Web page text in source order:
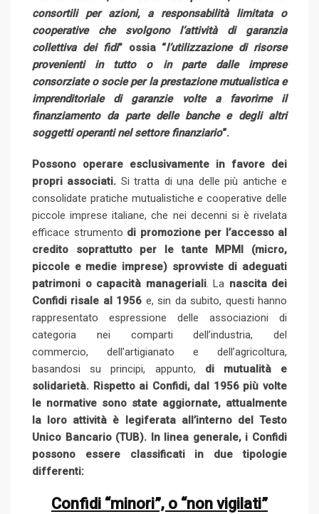
consortili per azioni, a responsabilità limitata o
cooperative che svolgono l’attività di garanzia
collettiva dei fidi” ossia “l’utilizzazione di risorse
provenienti in tutto o in parte dalle imprese
consorziate o socie per la prestazione mutualistica e
imprenditoriale di garanzie volte a favorirne il
finanziamento da parte delle banche e degli altri
soggetti operanti nel settore finanziario“.
Possono operare esclusivamente in favore dei
propri associati. Si tratta di una delle più antiche e
consolidate pratiche mutualistiche e cooperative delle
piccole imprese italiane, che nei decenni si è rivelata
efficace strumento di promozione per l’accesso al
credito soprattutto per le tante MPMI (micro,
piccole e medie imprese) sprovviste di adeguati
patrimoni o capacità manageriali. La nascita dei
Confidi risale al 1956 e, sin da subito, questi hanno
rappresentato espressione delle associazioni di
categoria nei comparti dell’industria, del
commercio, dell’artigianato e dell’agricoltura,
basandosi su principi, appunto, di mutualità e
solidarietà. Rispetto ai Confidi, dal 1956 più volte
le normative sono state aggiornate, attualmente
la loro attività è legiferata all’interno del Testo
Unico Bancario (TUB). In linea generale, i Confidi
possono essere classificati in due tipologie
differenti:
Confidi “minori”, o “non vigilati”